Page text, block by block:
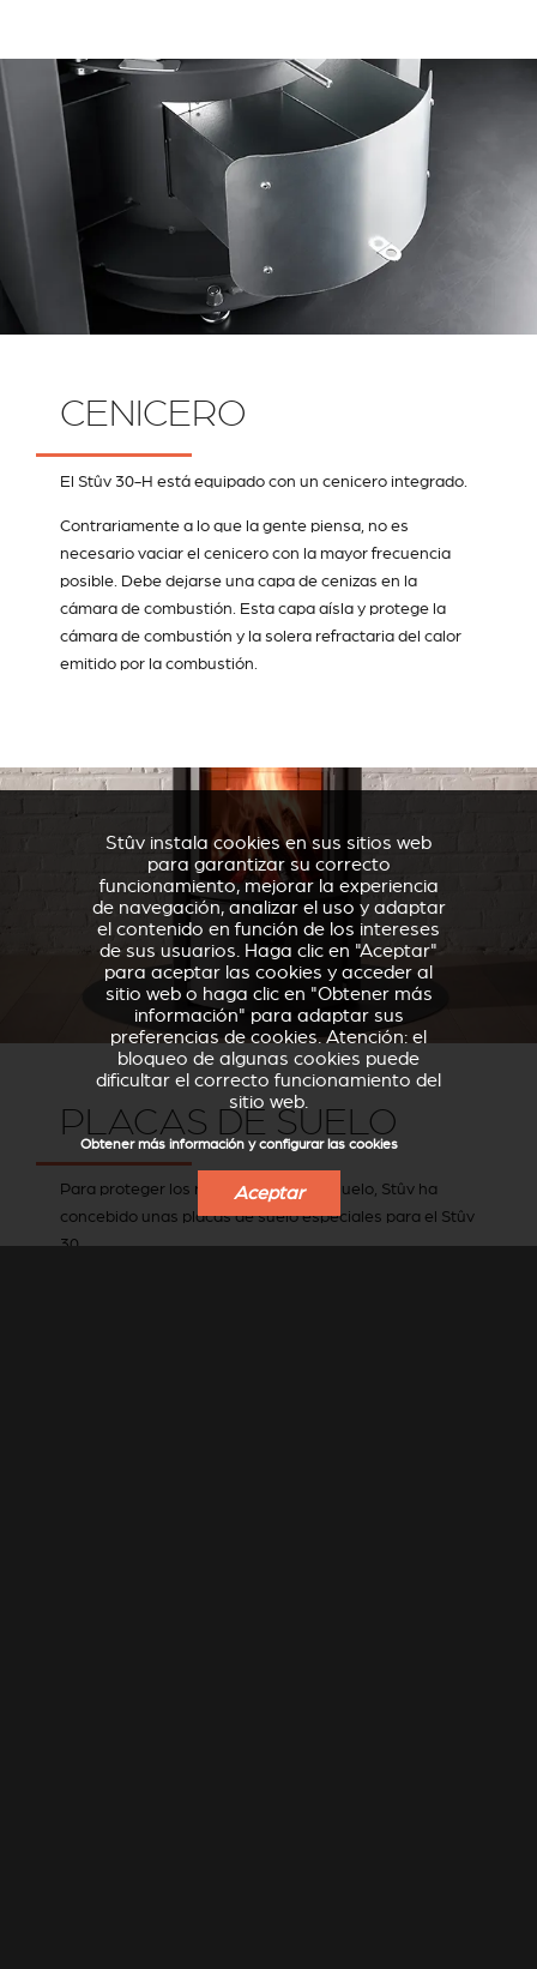
CENICERO
El Stûv 30-H está equipado con un cenicero integrado.
Contrariamente a lo que la gente piensa, no es
necesario vaciar el cenicero con la mayor frecuencia
posible. Debe dejarse una capa de cenizas en la
cámara de combustión. Esta capa aísla y protege la
cámara de combustión y la solera refractaria del calor
emitido por la combustión.
PLACAS DE SUELO
Para proteger los revestimientos de suelo, Stûv ha
concebido unas placas de suelo especiales para el Stûv
30.
Stûv instala cookies en sus sitios web
para garantizar su correcto
funcionamiento, mejorar la experiencia
de navegación, analizar el uso y adaptar
el contenido en función de los intereses
de sus usuarios. Haga clic en "Aceptar"
para aceptar las cookies y acceder al
sitio web o haga clic en "Obtener más
información" para adaptar sus
preferencias de cookies. Atención: el
bloqueo de algunas cookies puede
dificultar el correcto funcionamiento del
sitio web.
Obtener más información y configurar las cookies
Aceptar